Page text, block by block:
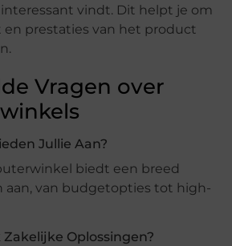
vindt. Dit helpt je om
prestaties van het product
Vragen over
Jullie Aan?
biedt een breed
aan, van budgetopties tot high-
Oplossingen?